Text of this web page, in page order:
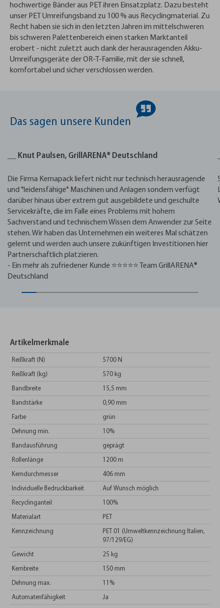
hochwertige Bänder aus PET ihren Einsatzplatz. Dazu besteht
unser PET Umreifungsband zu 100 % aus Recyclingmaterial. Zu
Recht haben sie sich in den letzten Jahren im mittelschweren
bis schweren Palettenbereich einen starken Marktanteil
erobert - nicht zuletzt auch dank der herausragenden Akku-
Umreifungsgeräte der OR-T-Familie, mit der sie schnell,
komfortabel und sicher verschlossen werden.
Das sagen unsere Kunden
__ Knut Paulsen, GrillARENA® Deutschland
Die Firma Kemapack liefert nicht nur technisch herausragende
und "leidensfähige" Maschinen und Anlagen sondern verfügt
darüber hinaus über extrem gut ausgebildete und geschulte
Servicekräfte, die im Falle eines Problems mit hohem
Sachverstand und technischem Wissen dem Anwender zur Seite
stehen. Wir haben das Unternehmen ein weiteres Mal schätzen
gelernt und werden auch unsere zukünftigen Investitionen hier
Partnerschaftlich platzieren.
- Ein mehr als zufriedener Kunde ⭐⭐⭐⭐⭐ Team GrillARENA®
Deutschland
Artikelmerkmale
Reißkraft (N) 5700 N
Reißkraft (kg) 570 kg
Bandbreite 15,5 mm
Bandstärke 0,90 mm
Farbe grün
Dehnung min. 10%
Bandausführung geprägt
Rollenlänge 1200 m
Kerndurchmesser 406 mm
Individuelle Bedruckbarkeit Auf Wunsch möglich
Recyclinganteil 100%
Materialart PET
Kennzeichnung
PET 01 (Umweltkennzeichnung Italien,
97/129/EG)
Gewicht 25 kg
Kernbreite 150 mm
Dehnung max. 11%
Automatenfähigkeit Ja